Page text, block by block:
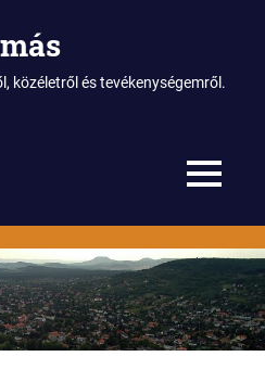
közéletről és tevékenységemről.
MENU